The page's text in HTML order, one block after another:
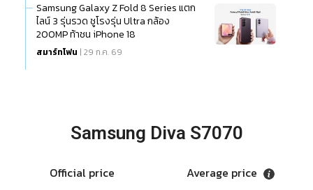
Samsung Galaxy Z Fold 8 Series แตก
ไลน์ 3 รุ่นรวด ชูโรงรุ่น Ultra กล้อง
200MP ท้าชน iPhone 18
สมาร์ทโฟน | 29 ก.ค. 69
Samsung Diva S7070
Official price Average price